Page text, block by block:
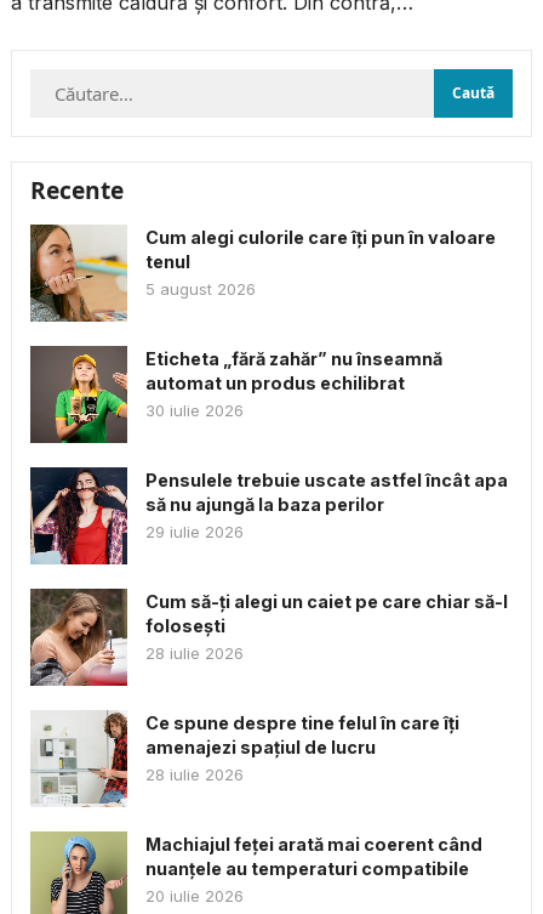
Caută
Recente
Cum alegi culorile care îți pun în valoare
tenul
5 august 2026
Eticheta „fără zahăr” nu înseamnă
automat un produs echilibrat
30 iulie 2026
Pensulele trebuie uscate astfel încât apa
să nu ajungă la baza perilor
29 iulie 2026
Cum să-ți alegi un caiet pe care chiar să-l
folosești
28 iulie 2026
Ce spune despre tine felul în care îți
amenajezi spațiul de lucru
28 iulie 2026
Machiajul feței arată mai coerent când
nuanțele au temperaturi compatibile
20 iulie 2026